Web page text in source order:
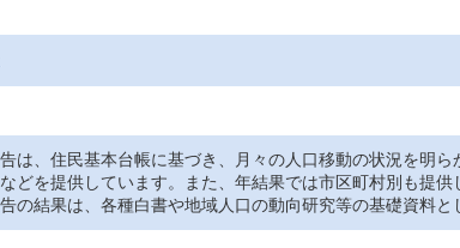
は、住民基本台帳に基づき、月々の人口移動の状況を明ら
どを提供しています。また、年結果では市区町村別も提供
の結果は、各種白書や地域人口の動向研究等の基礎資料と